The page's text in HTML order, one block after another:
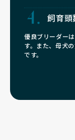
飼育頭
優良ブリーダー
す。また、母犬
です。